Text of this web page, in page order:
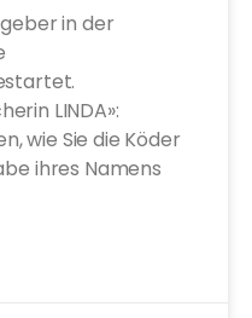
in der
LINDA»:
wie Sie die Köder
ihres Namens